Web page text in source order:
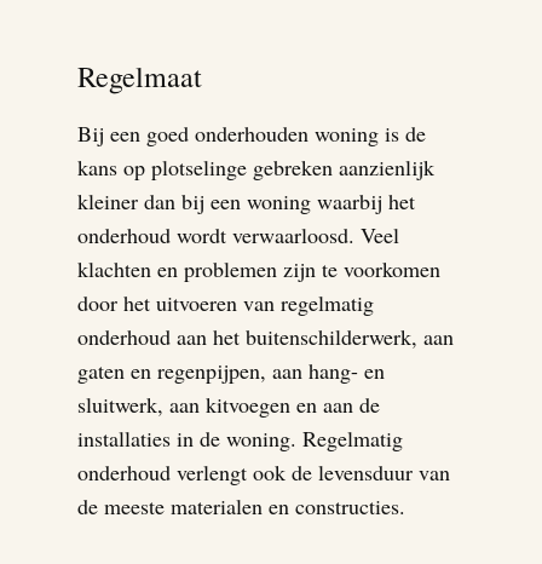
Regelmaat
Bij een goed onderhouden woning is de
kans op plotselinge gebreken aanzienlijk
kleiner dan bij een woning waarbij het
onderhoud wordt verwaarloosd. Veel
klachten en problemen zijn te voorkomen
door het uitvoeren van regelmatig
onderhoud aan het buitenschilderwerk, aan
gaten en regenpijpen, aan hang- en
sluitwerk, aan kitvoegen en aan de
installaties in de woning. Regelmatig
onderhoud verlengt ook de levensduur van
de meeste materialen en constructies.